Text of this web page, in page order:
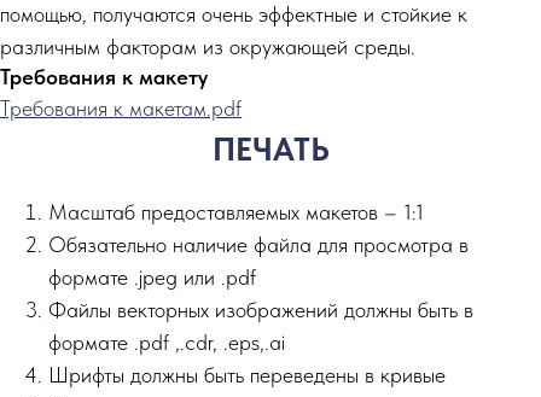
помощью, получаются очень эффектные и стойкие к
различным факторам из окружающей среды.
Требования к макету
Требования к макетам.pdf
ПЕЧАТЬ
Масштаб предоставляемых макетов – 1:1
Обязательно наличие файла для просмотра в
формате .jpeg или .pdf
Файлы векторных изображений должны быть в
формате .pdf ,.сdr, .eps,.ai
Шрифты должны быть переведены в кривые